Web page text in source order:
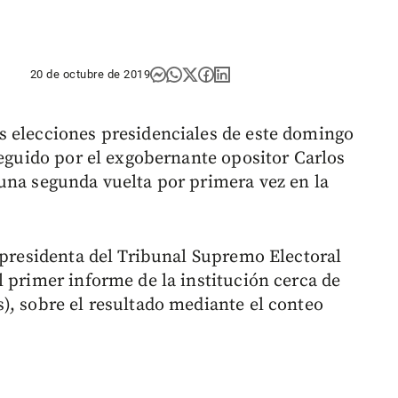
20 de octubre de 2019
elecciones presidenciales de este domingo
por el exgobernante opositor Carlos
segunda vuelta por primera vez en la
del Tribunal Supremo Electoral
primer informe de la institución cerca de
sobre el resultado mediante el conteo